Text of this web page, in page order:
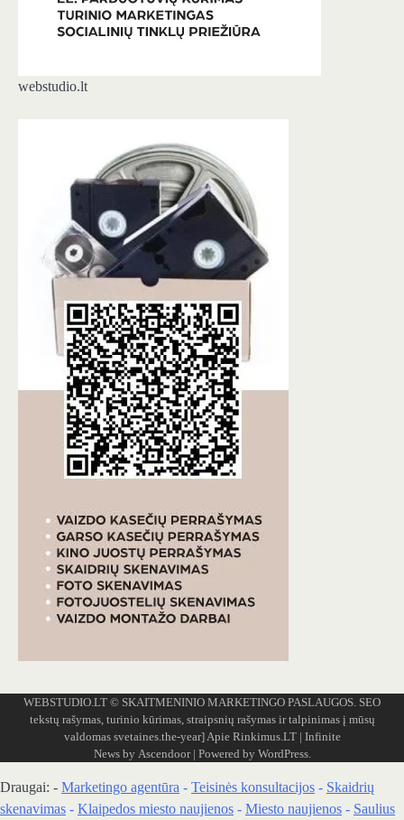
webstudio.lt
WEBSTUDIO.LT © SKAITMENINIO MARKETINGO PASLAUGOS. SEO
tekstų rašymas, turinio kūrimas, straipsnių rašymas ir talpinimas į mūsų
valdomas svetaines.the-year] Apie Rinkimus.LT| Infinite
News by Ascendoor| Powered by WordPress.
Draugai: - Marketingo agentūra - Teisinės konsultacijos - Skaidrių
skenavimas - Klaipedos miesto naujienos - Miesto naujienos - Saulius